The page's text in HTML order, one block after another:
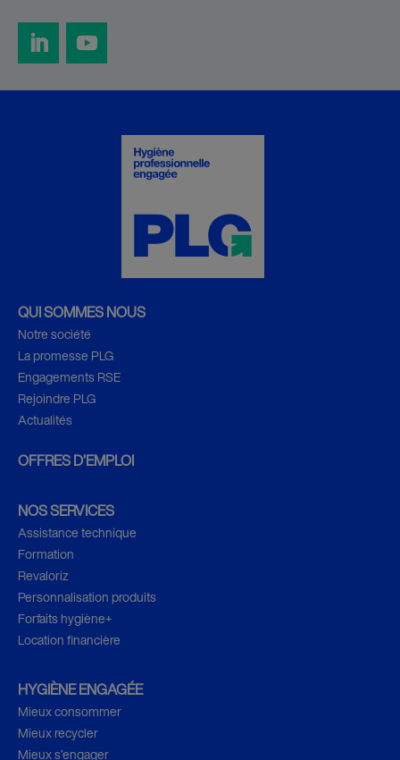
QUI SOMMES NOUS
Notre société
La promesse PLG
Engagements RSE
Rejoindre PLG
Actualités
OFFRES D’EMPLOI
NOS SERVICES
Assistance technique
Formation
Revaloriz
Personnalisation produits
Forfaits hygiène+
Location financière
HYGIÈNE ENGAGÉE
Mieux consommer
Mieux recycler
Mieux s’engager